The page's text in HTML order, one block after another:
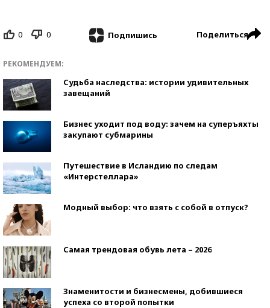
0 0 Подпишись Поделиться
РЕКОМЕНДУЕМ:
Судьба наследства: истории удивительных
завещаний
Бизнес уходит под воду: зачем на суперъяхты
закупают субмарины
Путешествие в Исландию по следам
«Интерстеллара»
Модный выбор: что взять с собой в отпуск?
Самая трендовая обувь лета – 2026
Знаменитости и бизнесмены, добившиеся
успеха со второй попытки